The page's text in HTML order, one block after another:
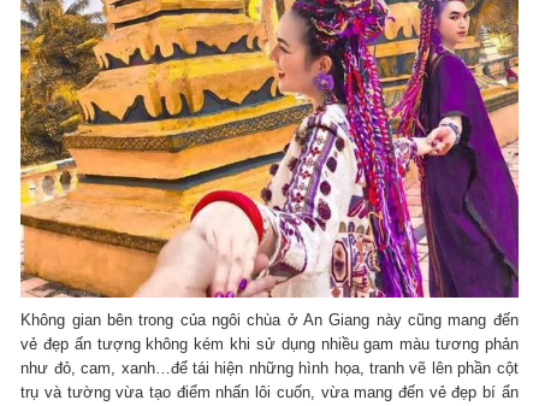
Không gian bên trong của ngôi chùa ở An Giang này cũng mang đến
vẻ đẹp ấn tượng không kém khi sử dụng nhiều gam màu tương phản
như đỏ, cam, xanh…để tái hiện những hình họa, tranh vẽ lên phần cột
trụ và tường vừa tạo điểm nhấn lôi cuốn, vừa mang đến vẻ đẹp bí ẩn